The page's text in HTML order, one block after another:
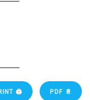
🖨 PDF 📄